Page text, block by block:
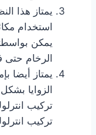
يمتاز هذا
استخدام
يمكن
الرخام حتى
يمتاز أيضا
الزوايا
تركيب
تركيب